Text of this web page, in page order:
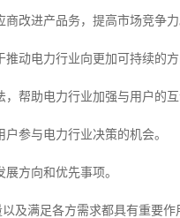
改进产品务，提高市场竞争力
动电力行业向更加可持续的方
帮助电力行业加强与用户的互
参与电力行业决策的机会。
方向和优先事项。
及满足各方需求都具有重要